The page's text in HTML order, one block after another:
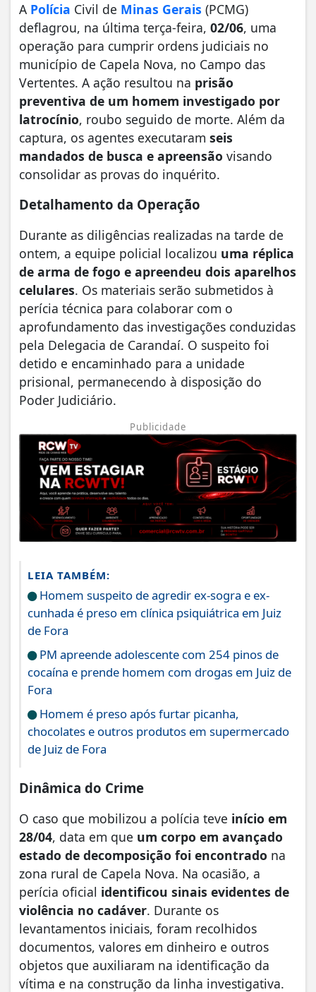
A Polícia Civil de Minas Gerais (PCMG)
deflagrou, na última terça-feira, 02/06, uma
operação para cumprir ordens judiciais no
município de Capela Nova, no Campo das
Vertentes. A ação resultou na prisão
preventiva de um homem investigado por
latrocínio, roubo seguido de morte. Além da
captura, os agentes executaram seis
mandados de busca e apreensão visando
consolidar as provas do inquérito.
Detalhamento da Operação
Durante as diligências realizadas na tarde de
ontem, a equipe policial localizou uma réplica
de arma de fogo e apreendeu dois aparelhos
celulares. Os materiais serão submetidos à
perícia técnica para colaborar com o
aprofundamento das investigações conduzidas
pela Delegacia de Carandaí. O suspeito foi
detido e encaminhado para a unidade
prisional, permanecendo à disposição do
Poder Judiciário.
Publicidade
LEIA TAMBÉM:
Homem suspeito de agredir ex-sogra e ex-
cunhada é preso em clínica psiquiátrica em Juiz
de Fora
PM apreende adolescente com 254 pinos de
cocaína e prende homem com drogas em Juiz de
Fora
Homem é preso após furtar picanha,
chocolates e outros produtos em supermercado
de Juiz de Fora
Dinâmica do Crime
O caso que mobilizou a polícia teve início em
28/04, data em que um corpo em avançado
estado de decomposição foi encontrado na
zona rural de Capela Nova. Na ocasião, a
perícia oficial identificou sinais evidentes de
violência no cadáver. Durante os
levantamentos iniciais, foram recolhidos
documentos, valores em dinheiro e outros
objetos que auxiliaram na identificação da
vítima e na construção da linha investigativa.